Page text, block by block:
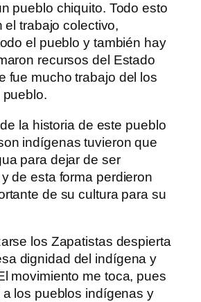
pueblo chiquito. Todo esto
el trabajo colectivo,
el pueblo y también hay
recursos del Estado
fue mucho trabajo del los
pueblo.
la historia de este pueblo
indígenas tuvieron que
para dejar de ser
de esta forma perdieron
de su cultura para su
los Zapatistas despierta
dignidad del indígena y
movimiento me toca, pues
a los pueblos indígenas y